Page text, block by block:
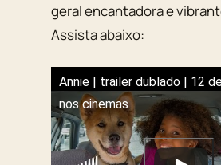
geral encantadora e
Assista abaixo:
Annie | trailer dublado | 12
nos cinemas